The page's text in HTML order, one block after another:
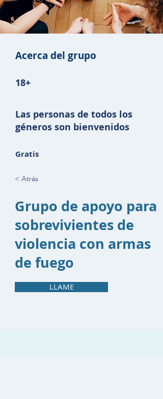
Acerca del grupo
18+
Las personas de todos los
géneros son bienvenidos
Gratis
< Atrás
Grupo de apoyo para
sobrevivientes de
violencia con armas
de fuego
LLAME